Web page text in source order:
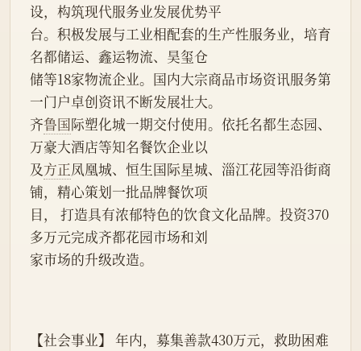
设，构筑现代服务业发展优势平
台。积极发展与工业相配套的生产性服务业，培育
名都储运、鑫运物流、昊玺仓
储等18家物流企业。国内大宗商品市场资讯服务第
一门户卓创资讯不断发展壮大。
齐鲁国际塑化城一期交付使用。依托名都生态园、
万豪大酒店等知名餐饮企业以
及方正凤凰城、恒生国际星城、淄江花园等沿街商
铺，精心策划一批品牌餐饮项
目， 打造具有浓郁特色的饮食文化品牌。投资370
多万元完成齐都花园市场和刘
家市场的升级改造。
【社会事业】 年内，募集善款430万元，救助困难